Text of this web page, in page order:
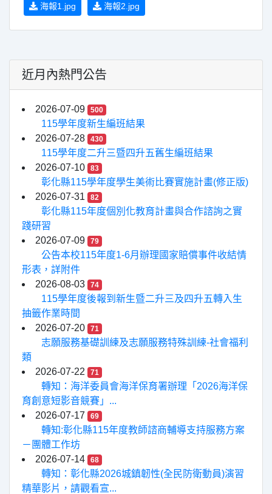
海報1.jpg 海報2.jpg
近月內熱門公告
2026-07-09 500
115學年度新生編班結果
2026-07-28
430
115學年度二升三暨四升五舊生編班結果
2026-07-10
83
彰化縣115學年度學生美術比賽實施計畫(修正版)
2026-07-31
82
彰化縣115年度個別化教育計畫與合作諮詢之實
踐研習
2026-07-09
79
公告本校115年度1-6月辦理國家賠償事件收結情
形表，詳附件
2026-08-03
74
115學年度後報到新生暨二升三及四升五轉入生
抽籤作業時間
2026-07-20
71
志願服務基礎訓練及志願服務特殊訓練-社會福利
類
2026-07-22
71
轉知：海洋委員會海洋保育署辦理「2026海洋保
育創意短影音競賽」...
2026-07-17
69
轉知:彰化縣115年度教師諮商輔導支持服務方案
－團體工作坊
2026-07-14
68
轉知：彰化縣2026城鎮韌性(全民防衛動員)演習
精華影片，請觀看宣...